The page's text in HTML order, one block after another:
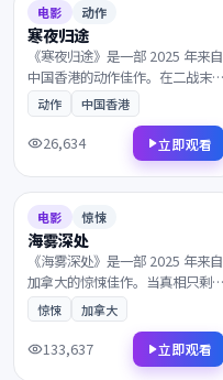
7.3
电影 动作
寒夜归途
《寒夜归途》是一部 2025 年来自
中国香港的动作佳作。在二战末
期的欧洲战场，两个素未谋面的
灵魂被命运紧紧相连。镜头语言
细腻动人，配乐与画面相得益
彰，影迷不容错过。
动作 中国香港
26,634 立即观看
7.7
电影 惊悚
海雾深处
《海雾深处》是一部 2025 年来自
加拿大的惊悚佳作。当真相只剩
一线之隔，一封匿名信打乱了原
本平静的生活。兼具商业类型片
的爽感与艺术片的余韵，影迷不
惊悚 加拿大
133,637 立即观看